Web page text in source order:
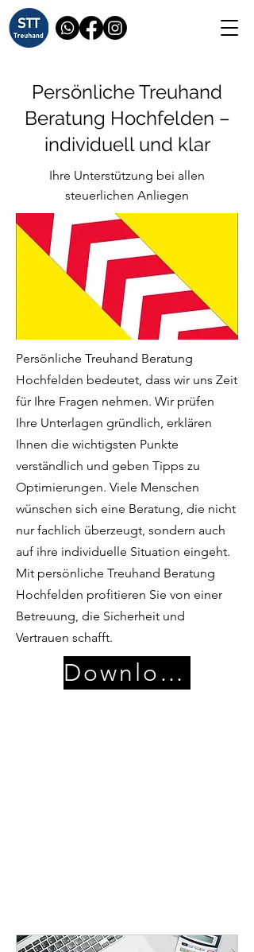
Persönliche Treuhand
Beratung Hochfelden –
individuell und klar
Ihre Unterstützung bei allen
steuerlichen Anliegen
Persönliche Treuhand Beratung
Hochfelden bedeutet, dass wir uns Zeit
für Ihre Fragen nehmen. Wir prüfen
Ihre Unterlagen gründlich, erklären
Ihnen die wichtigsten Punkte
verständlich und geben Tipps zu
Optimierungen. Viele Menschen
wünschen sich eine Beratung, die nicht
nur fachlich überzeugt, sondern auch
auf ihre individuelle Situation eingeht.
Mit persönliche Treuhand Beratung
Hochfelden profitieren Sie von einer
Betreuung, die Sicherheit und
Vertrauen schafft.
Download